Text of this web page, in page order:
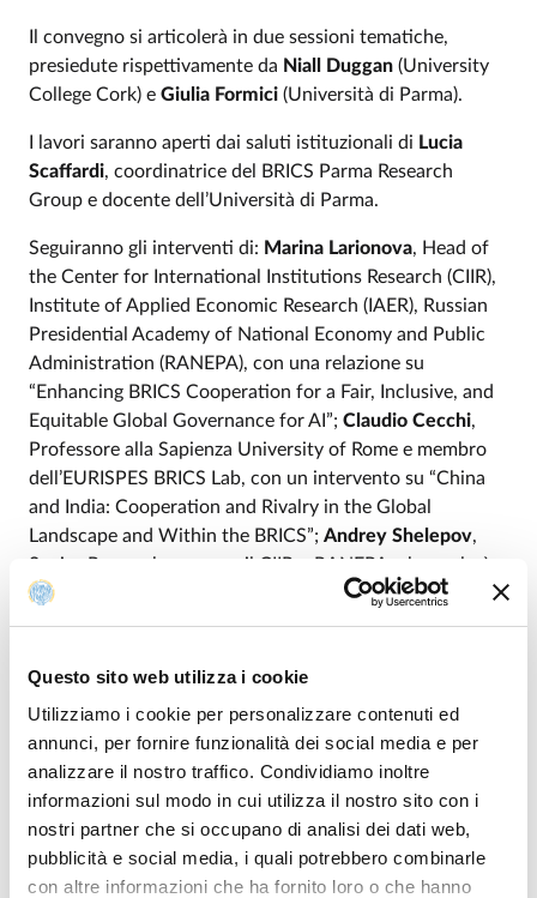
Questo sito web utilizza i cookie
Utilizziamo i cookie per personalizzare contenuti ed
annunci, per fornire funzionalità dei social media e per
analizzare il nostro traffico. Condividiamo inoltre
informazioni sul modo in cui utilizza il nostro sito con i
nostri partner che si occupano di analisi dei dati web,
pubblicità e social media, i quali potrebbero combinarle
con altre informazioni che ha fornito loro o che hanno
Il convegno si articolerà in due sessioni tematiche,
presiedute rispettivamente da Niall Duggan (University
College Cork) e Giulia Formici (Università di Parma).
I lavori saranno aperti dai saluti istituzionali di Lucia
Scaffardi, coordinatrice del BRICS Parma Research
Group e docente dell’Università di Parma.
Seguiranno gli interventi di: Marina Larionova, Head of
the Center for International Institutions Research (CIIR),
Institute of Applied Economic Research (IAER), Russian
Presidential Academy of National Economy and Public
Administration (RANEPA), con una relazione su
“Enhancing BRICS Cooperation for a Fair, Inclusive, and
Equitable Global Governance for AI”; Claudio Cecchi,
Professore alla Sapienza University of Rome e membro
dell’EURISPES BRICS Lab, con un intervento su “China
and India: Cooperation and Rivalry in the Global
Landscape and Within the BRICS”; Andrey Shelepov,
Senior Researcher presso il CIIR – RANEPA, che parlerà
di “BRICS Cooperation in Reforming the International
Monetary and Financial System and the Role of the New
America Program all’ISPI e docente presso l’Università
Bocconi, che discuterà “Will the New Development Bank
Challenge the Dominance of the Dollar?”; Polianna de
Almeida Portela, PhD Candidate presso l’Institute of
Social and Political Studies (IESP-UERJ), Rio de Janeiro
State University, con un intervento su “The New
Development Bank (NDB) and BRICS Expansion:
Investment Patterns and Dynamics”.